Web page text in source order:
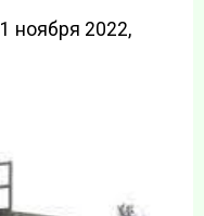
1 ноября 2022,